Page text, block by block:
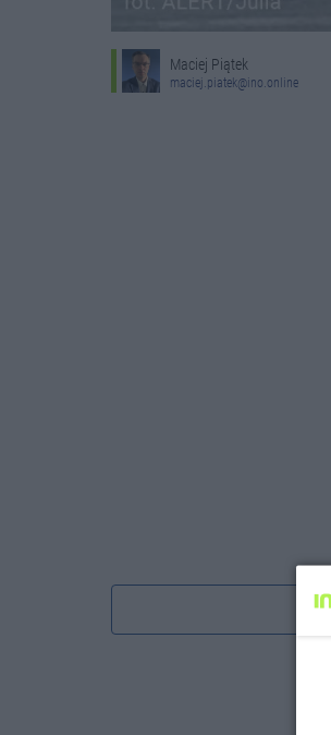
Maciej Piątek
maciej.piatek@ino.online